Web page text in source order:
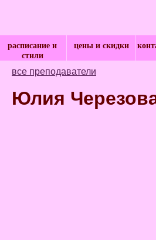
расписание и
стили
цены и скидки
все преподаватели
Юлия